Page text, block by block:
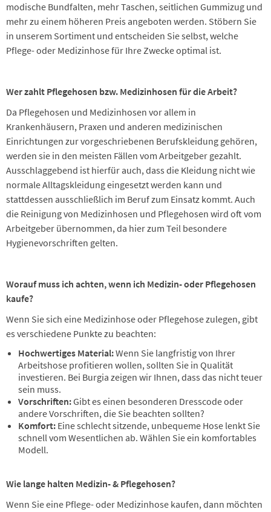
modische Bundfalten, mehr Taschen, seitlichen Gummizug und
mehr zu einem höheren Preis angeboten werden. Stöbern Sie
in unserem Sortiment und entscheiden Sie selbst, welche
Pflege- oder Medizinhose für Ihre Zwecke optimal ist.
Wer zahlt Pflegehosen bzw. Medizinhosen für die Arbeit?
Da Pflegehosen und Medizinhosen vor allem in
Krankenhäusern, Praxen und anderen medizinischen
Einrichtungen zur vorgeschriebenen Berufskleidung gehören,
werden sie in den meisten Fällen vom Arbeitgeber gezahlt.
Ausschlaggebend ist hierfür auch, dass die Kleidung nicht wie
normale Alltagskleidung eingesetzt werden kann und
stattdessen ausschließlich im Beruf zum Einsatz kommt. Auch
die Reinigung von Medizinhosen und Pflegehosen wird oft vom
Arbeitgeber übernommen, da hier zum Teil besondere
Hygienevorschriften gelten.
Worauf muss ich achten, wenn ich Medizin- oder Pflegehosen
kaufe?
Wenn Sie sich eine Medizinhose oder Pflegehose zulegen, gibt
es verschiedene Punkte zu beachten:
Hochwertiges Material:Wenn Sie langfristig von Ihrer
Arbeitshose profitieren wollen, sollten Sie in Qualität
investieren. Bei Burgia zeigen wir Ihnen, dass das nicht teuer
sein muss.
Vorschriften:Gibt es einen besonderen Dresscode oder
andere Vorschriften, die Sie beachten sollten?
Komfort: Eine schlecht sitzende, unbequeme Hose lenkt Sie
schnell vom Wesentlichen ab. Wählen Sie ein komfortables
Modell.
Wie lange halten Medizin- & Pflegehosen?
Wenn Sie eine Pflege- oder Medizinhose kaufen, dann möchten